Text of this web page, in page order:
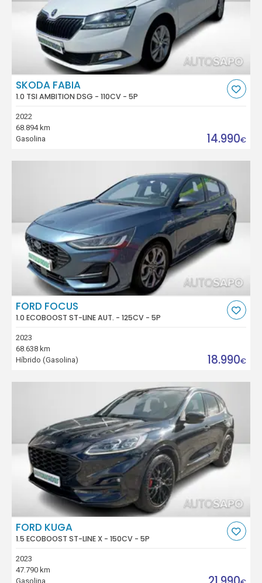
SKODA FABIA
1.0 TSI AMBITION DSG - 110CV - 5P
2022
68.894 km
Gasolina
14.990€
FORD FOCUS
1.0 ECOBOOST ST-LINE AUT. - 125CV - 5P
2023
68.638 km
Híbrido (Gasolina)
18.990€
FORD KUGA
1.5 ECOBOOST ST-LINE X - 150CV - 5P
2023
47.790 km
Gasolina